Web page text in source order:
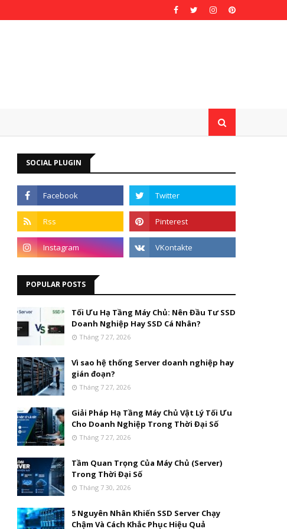
SOCIAL PLUGIN
POPULAR POSTS
Tối Ưu Hạ Tầng Máy Chủ: Nên Đầu Tư SSD
Doanh Nghiệp Hay SSD Cá Nhân?
Tháng 7 27, 2026
Vì sao hệ thống Server doanh nghiệp hay
gián đoạn?
Tháng 7 27, 2026
Giải Pháp Hạ Tầng Máy Chủ Vật Lý Tối Ưu
Cho Doanh Nghiệp Trong Thời Đại Số
Tháng 7 27, 2026
Tầm Quan Trọng Của Máy Chủ (Server)
Trong Thời Đại Số
Tháng 7 30, 2026
5 Nguyên Nhân Khiến SSD Server Chạy
Chậm Và Cách Khắc Phục Hiệu Quả